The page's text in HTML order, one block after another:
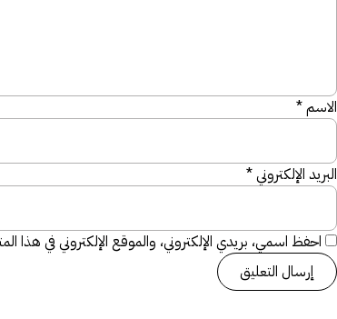
الاسم*
البريد الإلكتروني*
احفظ اسمي، بريدي الإلكتروني، والموقع الإلكتروني في هذا